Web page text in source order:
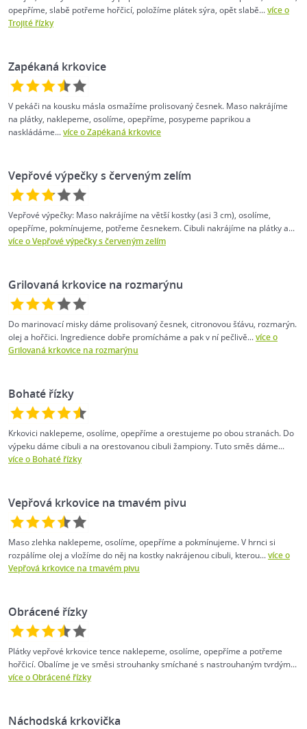
opepříme, slabě potřeme hořčicí, položíme plátek sýra, opět slabě...více o
Trojité řízky
Zapékaná krkovice
V pekáči na kousku másla osmažíme prolisovaný česnek. Maso nakrájíme
na plátky, naklepeme, osolíme, opepříme, posypeme paprikou a
naskládáme...více o Zapékaná krkovice
Vepřové výpečky s červeným zelím
Vepřové výpečky: Maso nakrájíme na větší kostky (asi 3 cm), osolíme,
opepříme, pokmínujeme, potřeme česnekem. Cibuli nakrájíme na plátky a...
více o Vepřové výpečky s červeným zelím
Grilovaná krkovice na rozmarýnu
Do marinovací misky dáme prolisovaný česnek, citronovou šťávu, rozmarýn.
olej a hořčici. Ingredience dobře promícháme a pak v ní pečlivě...více o
Grilovaná krkovice na rozmarýnu
Bohaté řízky
Krkovici naklepeme, osolíme, opepříme a orestujeme po obou stranách. Do
výpeku dáme cibuli a na orestovanou cibuli žampiony. Tuto směs dáme...
více o Bohaté řízky
Vepřová krkovice na tmavém pivu
Maso zlehka naklepeme, osolíme, opepříme a pokmínujeme. V hrnci si
rozpálíme olej a vložíme do něj na kostky nakrájenou cibuli, kterou...více o
Vepřová krkovice na tmavém pivu
Obrácené řízky
Plátky vepřové krkovice tence naklepeme, osolíme, opepříme a potřeme
hořčicí. Obalíme je ve směsi strouhanky smíchané s nastrouhaným tvrdým...
více o Obrácené řízky
Náchodská krkovička